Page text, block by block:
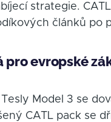
strategie.
článků po
pro evropské
Model 3 se
CATL pack se